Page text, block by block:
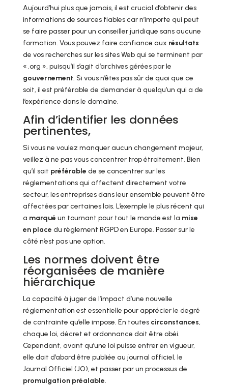
Aujourd’hui plus que jamais, il est crucial d’obtenir des
informations de sources fiables car n’importe qui peut
se faire passer pour un conseiller juridique sans aucune
formation. Vous pouvez faire confiance aux résultats
de vos recherches sur les sites Web qui se terminent par
« .org », puisqu’il s’agit d’archives gérées par le
gouvernement. Si vous n’êtes pas sûr de quoi que ce
soit, il est préférable de demander à quelqu’un qui a de
l’expérience dans le domaine.
Afin d’identifier les données
pertinentes,
Si vous ne voulez manquer aucun changement majeur,
veillez à ne pas vous concentrer trop étroitement. Bien
qu’il soit préférable de se concentrer sur les
réglementations qui affectent directement votre
secteur, les entreprises dans leur ensemble peuvent être
affectées par certaines lois. L’exemple le plus récent qui
a marqué un tournant pour tout le monde est la mise
en place du règlement RGPD en Europe. Passer sur le
côté n’est pas une option.
Les normes doivent être
réorganisées de manière
hiérarchique
La capacité à juger de l’impact d’une nouvelle
réglementation est essentielle pour apprécier le degré
de contrainte qu’elle impose. En toutes circonstances,
chaque loi, décret et ordonnance doit être obéi.
Cependant, avant qu’une loi puisse entrer en vigueur,
elle doit d’abord être publiée au journal officiel, le
Journal Officiel (JO), et passer par un processus de
promulgation préalable.